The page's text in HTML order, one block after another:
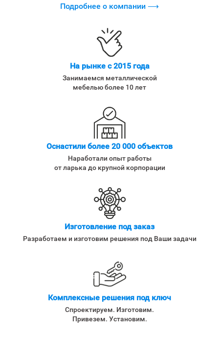
Подробнее о компании ⟶
На рынке с 2015 года
Занимаемся металлической
мебелью более 10 лет
Оснастили более 20 000 объектов
Наработали опыт работы
от ларька до крупной корпорации
Изготовление под заказ
Разработаем и изготовим решения под Ваши задачи
Комплексные решения под ключ
Спроектируем. Изготовим.
Привезем. Установим.